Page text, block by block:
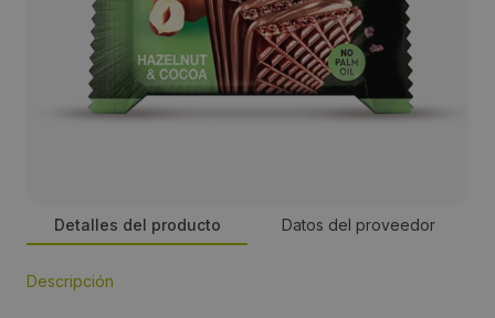
Detalles del producto Datos del proveedor
Descripción